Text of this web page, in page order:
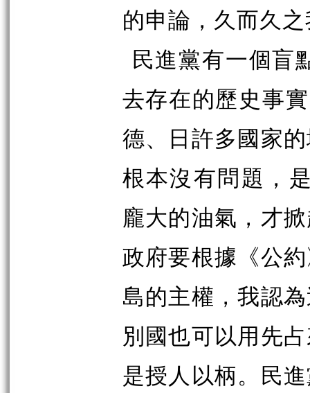
的申論，久而久
民進黨有一個盲
去存在的歷史事
德、日許多國家
根本沒有問題，
龐大的油氣，才
政府要根據《公
島的主權，我認
別國也可以用先
是授人以柄。民